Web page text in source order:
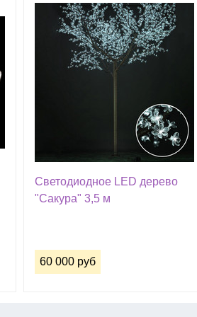
Светодиодное LED дерево
"Сакура" 3,5 м
60 000 руб